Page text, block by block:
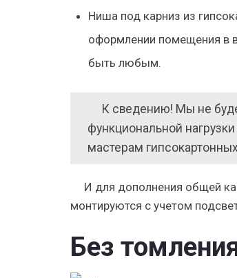
Ниша под карниз из
оформлении помещения в
быть любым.
К сведению! Мы не
функциональной
мастерам
И для дополнения общей
монтируются с учетом
Без